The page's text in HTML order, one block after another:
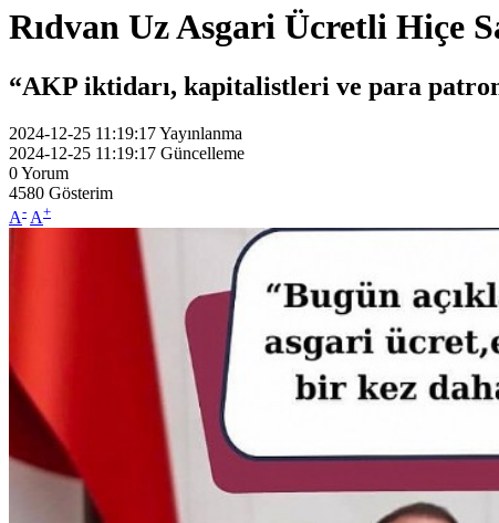
Rıdvan Uz Asgari Ücretli Hiçe
“AKP iktidarı, kapitalistleri ve para
2024-12-25 11:19:17Yayınlanma
2024-12-25 11:19:17 Güncelleme
0Yorum
4580 Gösterim
A- A+